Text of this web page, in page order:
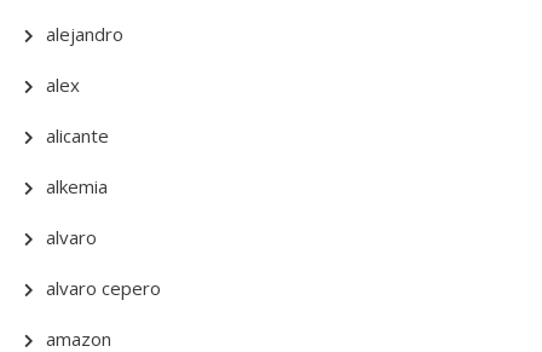
alejandro
alex
alicante
alkemia
alvaro
alvaro cepero
amazon